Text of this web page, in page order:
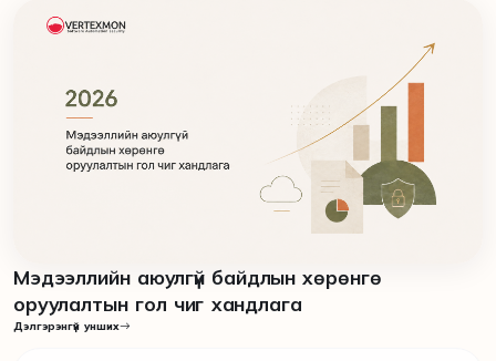
Мэдээллийн аюулгүй байдлын хөрөнгө
оруулалтын гол чиг хандлага
Дэлгэрэнгүй унших